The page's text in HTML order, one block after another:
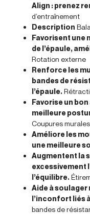
Align : prenez
d’entraînement
Description
Favorisent une
de l’épaule,
Rotation externe
Renforce les
bandes de
l’épaule.
Favorise un
meilleure
Coupures murales
Améliore les
une meilleure
Augmentent la
excessivement
l’équilibre.
Aide à
l’inconfort liés
bandes de